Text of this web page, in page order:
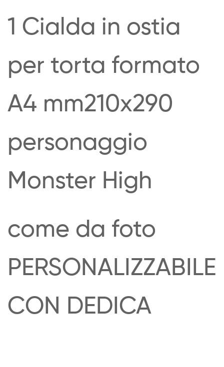
1 Cialda in ostia
per torta formato
A4 mm210x290
personaggio
Monster High
come da foto
PERSONALIZZABILE
CON DEDICA